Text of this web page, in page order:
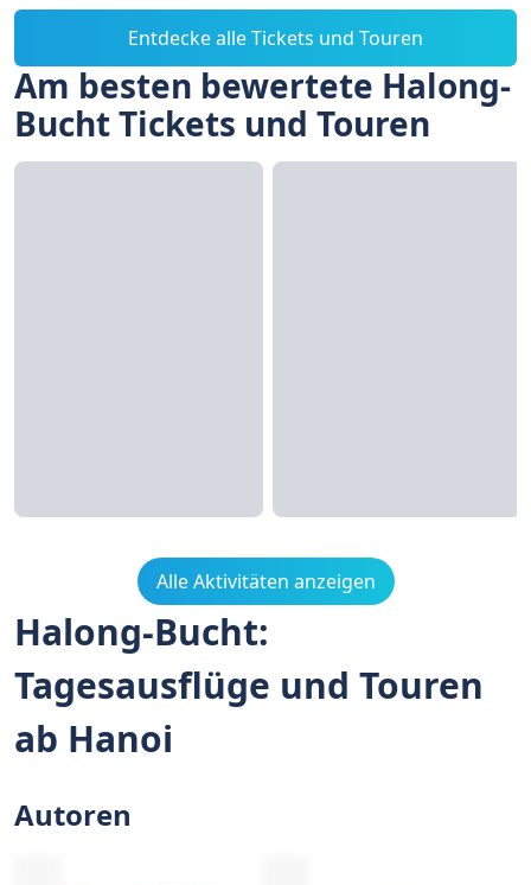
Entdecke alle Tickets und Touren
Am besten bewertete Halong-
Bucht Tickets und Touren
Alle Aktivitäten anzeigen
Halong-Bucht:
Tagesausflüge und Touren
ab Hanoi
Autoren